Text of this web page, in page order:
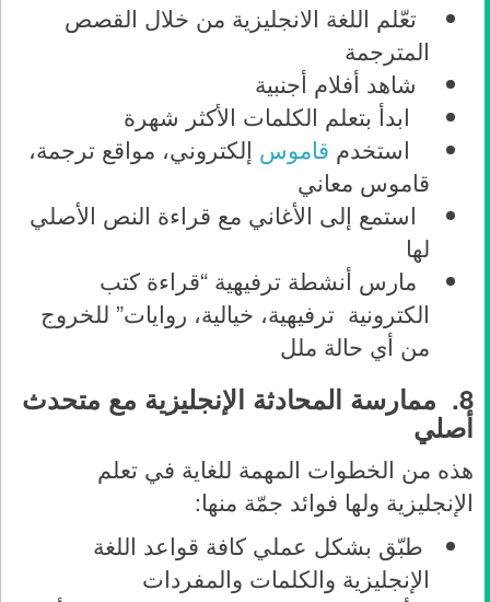
تعّلم اللغة الانجليزية من خلال القصص
المترجمة
شاهد أفلام أجنبية
ابدأ بتعلم الكلمات الأكثر شهرة
استخدم قاموس إلكتروني، مواقع ترجمة،
قاموس معاني
استمع إلى الأغاني مع قراءة النص الأصلي
لها
مارس أنشطة ترفيهية “قراءة كتب
الكترونية ترفيهية، خيالية، روايات” للخروج
من أي حالة ملل
8. ممارسة المحادثة الإنجليزية مع متحدث
أصلي
هذه من الخطوات المهمة للغاية في تعلم
الإنجليزية ولها فوائد جمّة منها:
طبّق بشكل عملي كافة قواعد اللغة
الإنجليزية والكلمات والمفردات